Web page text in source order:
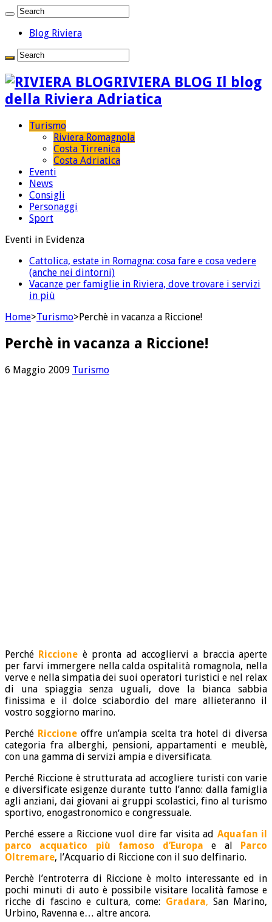
Blog Riviera
RIVIERA BLOG Il blog
della Riviera Adriatica
Turismo
Riviera Romagnola
Costa Tirrenica
Costa Adriatica
Eventi
News
Consigli
Personaggi
Sport
Eventi in Evidenza
Cattolica, estate in Romagna: cosa fare e cosa vedere
(anche nei dintorni)
Vacanze per famiglie in Riviera, dove trovare i servizi
in più
Home>Turismo>Perchè in vacanza a Riccione!
Perchè in vacanza a Riccione!
6 Maggio 2009 Turismo
Perché Riccione è pronta ad accogliervi a braccia aperte
per farvi immergere nella calda ospitalità romagnola, nella
verve e nella simpatia dei suoi operatori turistici e nel relax
di una spiaggia senza uguali, dove la bianca sabbia
finissima e il dolce sciabordio del mare allieteranno il
vostro soggiorno marino.
Perché Riccione offre un’ampia scelta tra hotel di diversa
categoria fra alberghi, pensioni, appartamenti e meublè,
con una gamma di servizi ampia e diversificata.
Perché Riccione è strutturata ad accogliere turisti con varie
e diversificate esigenze durante tutto l’anno: dalla famiglia
agli anziani, dai giovani ai gruppi scolastici, fino al turismo
sportivo, enogastronomico e congressuale.
Perché essere a Riccione vuol dire far visita ad Aquafan il
parco acquatico più famoso d’Europa e al Parco
Oltremare, l’Acquario di Riccione con il suo delfinario.
Perchè l’entroterra di Riccione è molto interessante ed in
pochi minuti di auto è possibile visitare località famose e
ricche di fascino e cultura, come: Gradara, San Marino,
Urbino, Ravenna e… altre ancora.